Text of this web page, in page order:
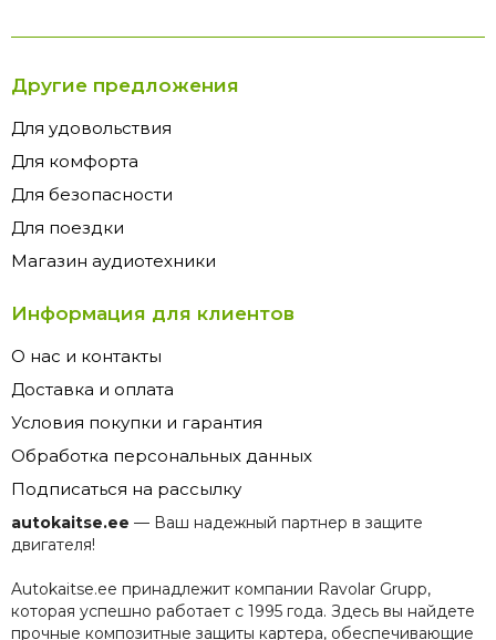
Другие предложения
Для удовольствия
Для комфорта
Для безопасности
Для поездки
Магазин аудиотехники
Информация для клиентов
О нас и контакты
Доставка и оплата
Условия покупки и гарантия
Обработка персональных данных
Подписаться на рассылку
autokaitse.ee — Ваш надежный партнер в защите
двигателя!
Autokaitse.ee принадлежит компании Ravolar Grupp,
которая успешно работает с 1995 года. Здесь вы найдете
прочные композитные защиты картера, обеспечивающие